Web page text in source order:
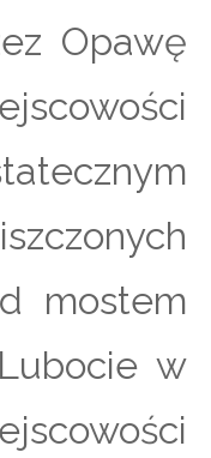
Opawę
mostem
w